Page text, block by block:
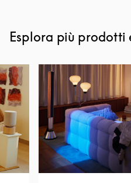
Esplora più prodotti